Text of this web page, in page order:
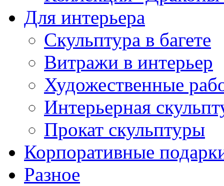
Для интерьера
Скульптура в багете
Витражи в интерьер
Художественные
Интерьерная
Прокат скульптуры
Корпоративные
Разное